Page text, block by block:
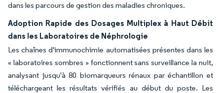
dans les parcours de gestion des maladies chroniques.
Adoption Rapide des Dosages Multiplex à Haut Débit
dans les Laboratoires de Néphrologie
Les chaînes d'immunochimie automatisées présentes dans les
« laboratoires sombres » fonctionnent sans surveillance la nuit,
analysant jusqu'à 80 biomarqueurs rénaux par échantillon et
téléchargeant les résultats vérifiés au début du poste. Les